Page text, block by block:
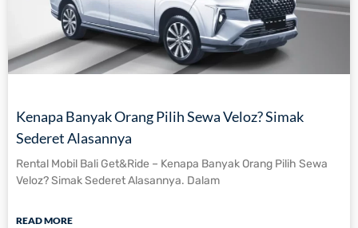
Kenapa Banyak Orang Pilih Sewa Veloz? Simak
Sederet Alasannya
Rental Mobil Bali Get&Ride – Kenapa Banyak Orang Pilih Sewa
Veloz? Simak Sederet Alasannya. Dalam
READ MORE